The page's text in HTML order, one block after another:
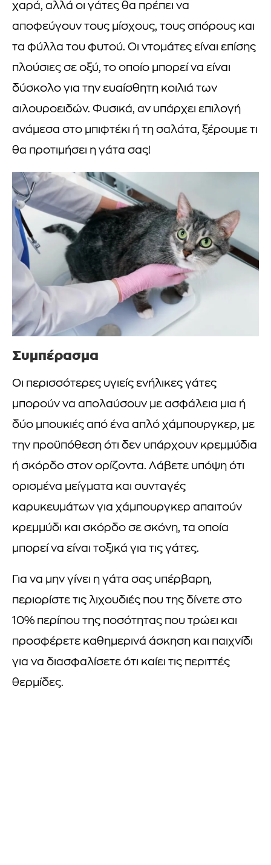
χαρά, αλλά οι γάτες θα πρέπει να
αποφεύγουν τους μίσχους, τους σπόρους και
τα φύλλα του φυτού. Οι ντομάτες είναι επίσης
πλούσιες σε οξύ, το οποίο μπορεί να είναι
δύσκολο για την ευαίσθητη κοιλιά των
αιλουροειδών. Φυσικά, αν υπάρχει επιλογή
ανάμεσα στο μπιφτέκι ή τη σαλάτα, ξέρουμε τι
θα προτιμήσει η γάτα σας!
Συμπέρασμα
Οι περισσότερες υγιείς ενήλικες γάτες
μπορούν να απολαύσουν με ασφάλεια μια ή
δύο μπουκιές από ένα απλό χάμπουργκερ, με
την προϋπόθεση ότι δεν υπάρχουν κρεμμύδια
ή σκόρδο στον ορίζοντα. Λάβετε υπόψη ότι
ορισμένα μείγματα και συνταγές
καρυκευμάτων για χάμπουργκερ απαιτούν
κρεμμύδι και σκόρδο σε σκόνη, τα οποία
μπορεί να είναι τοξικά για τις γάτες.
Για να μην γίνει η γάτα σας υπέρβαρη,
περιορίστε τις λιχουδιές που της δίνετε στο
10% περίπου της ποσότητας που τρώει και
προσφέρετε καθημερινά άσκηση και παιχνίδι
για να διασφαλίσετε ότι καίει τις περιττές
θερμίδες.